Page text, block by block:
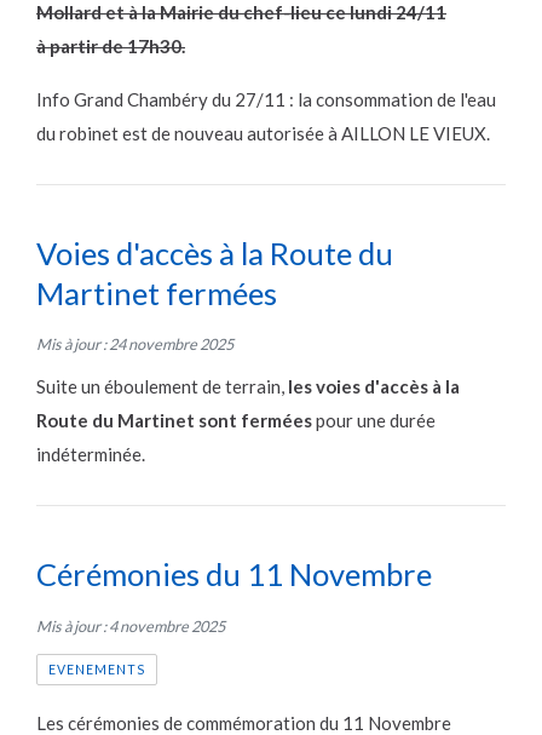
Mollard et à la Mairie du chef-lieu ce lundi 24/11
à partir de 17h30.
Info Grand Chambéry du 27/11 : la consommation de l'eau
du robinet est de nouveau autorisée à AILLON LE VIEUX.
Voies d'accès à la Route du
Martinet fermées
Mis à jour : 24 novembre 2025
Suite un éboulement de terrain, les voies d'accès à la
Route du Martinet sont ferméespour une durée
indéterminée.
Cérémonies du 11 Novembre
Mis à jour : 4 novembre 2025
EVENEMENTS
Les cérémonies de commémoration du 11 Novembre